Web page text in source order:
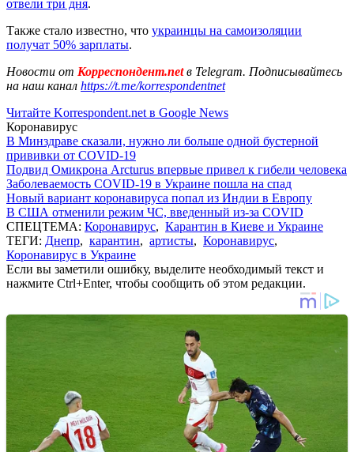
отвели три дня.
Также стало известно, что украинцы на самоизоляции
получат 50% зарплаты.
Новости от Корреспондент.netв Telegram. Подписывайтесь
на наш канал https://t.me/korrespondentnet
Читайте Korrespondent.net в Google News
Коронавирус
В Минздраве сказали, нужно ли больше одной бустерной
прививки от COVID-19
Подвид Омикрона Arcturus впервые привел к гибели человека
Заболеваемость COVID-19 в Украине пошла на спад
Новый вариант коронавируса попал из Индии в Европу
В США отменили режим ЧС, введенный из-за COVID
СПЕЦТЕМА: Коронавирус, Карантин в Киеве и Украине
ТЕГИ: Днепр, карантин, артисты, Коронавирус,
Коронавирус в Украине
Если вы заметили ошибку, выделите необходимый текст и
нажмите Ctrl+Enter, чтобы сообщить об этом редакции.